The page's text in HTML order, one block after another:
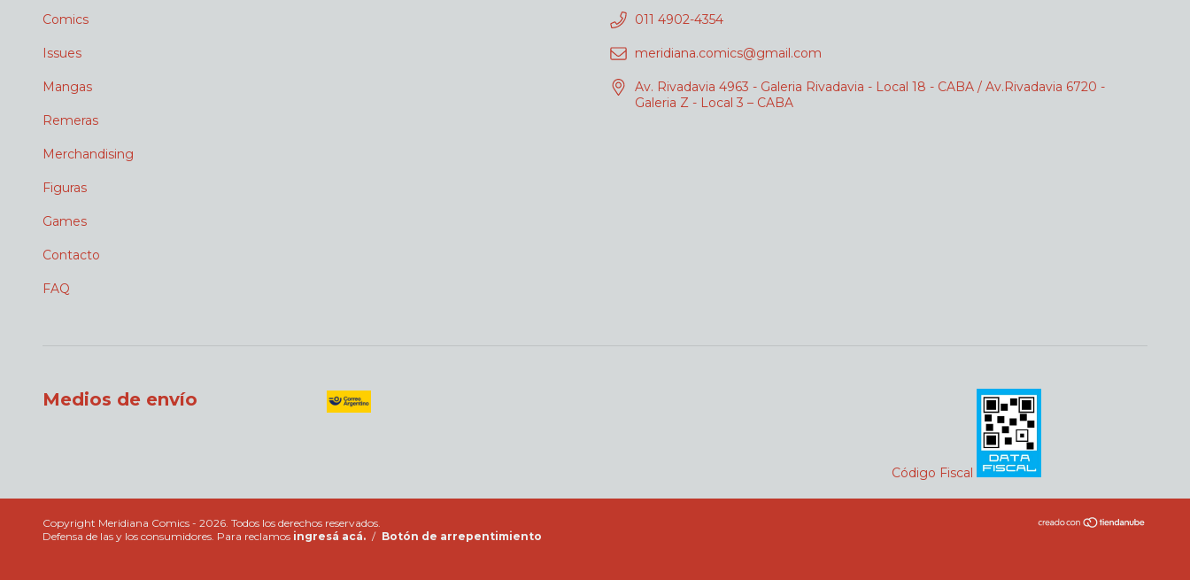
Comics
Issues
Mangas
Remeras
Merchandising
Figuras
Games
Contacto
FAQ
011 4902-4354
meridiana.comics@gmail.com
Av. Rivadavia 4963 - Galeria Rivadavia - Local 18 - CABA / Av.Rivadavia 6720 -
Galeria Z - Local 3 – CABA
Medios de envío
Código Fiscal
Copyright Meridiana Comics - 2026. Todos los derechos reservados.
Defensa de las y los consumidores. Para reclamos ingresá acá. / Botón de arrepentimiento